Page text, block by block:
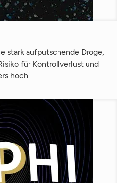
stark aufputschende Droge,
für Kontrollverlust und
hoch.